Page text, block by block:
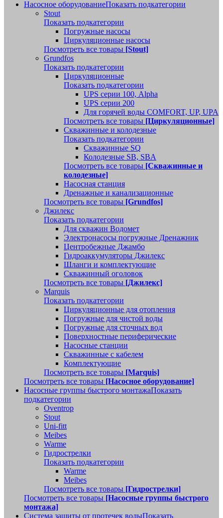
Насосное оборудованиеПоказать подкатегории
Stout
Показать подкатегории
Погружные насосы
Циркуляционные насосы
Посмотреть все товары [Stout]
Grundfos
Показать подкатегории
Циркуляционные
Показать подкатегории
UPS серии 100, Alpha
UPS серии 200
Для горячей воды COMFORT, UP, UPA
Посмотреть все товары [Циркуляционные]
Скважинные и колодезные
Показать подкатегории
Скважинные SQ
Колодезные SB, SBA
Посмотреть все товары [Скважинные и
колодезные]
Насосная станция
Дренажные и канализационные
Посмотреть все товары [Grundfos]
Джилекс
Показать подкатегории
Для скважин Водомет
Электронасосы погружные Дренажник
Центробежные Джамбо
Гидроаккумуляторы Джилекс
Шланги и комплектующие
Скважинный оголовок
Посмотреть все товары [Джилекс]
Marquis
Показать подкатегории
Циркуляционные для отопления
Погружные для чистой воды
Погружные для сточных вод
Поверхностные периферические
Насосные станции
Скважинные с кабелем
Комплектующие
Посмотреть все товары [Marquis]
Посмотреть все товары [Насосное оборудование]
Насосные группы быстрого монтажаПоказать
подкатегории
Oventrop
Stout
Uni-fitt
Meibes
Warme
Гидрострелки
Показать подкатегории
Warme
Meibes
Посмотреть все товары [Гидрострелки]
Посмотреть все товары [Насосные группы быстрого
монтажа]
Система защиты от протечек водыПоказать